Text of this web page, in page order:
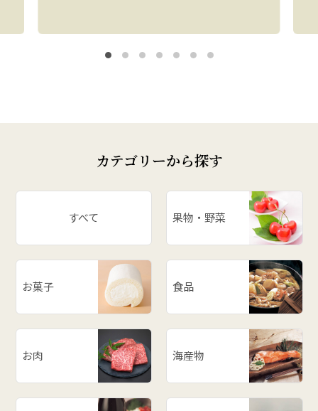
カテゴリーから探す
すべて 果物・野菜
お菓子 食品
お肉 海産物